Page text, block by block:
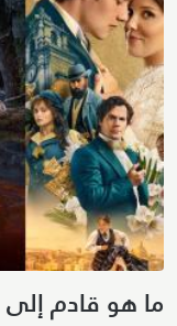
ما هو قادم إلى